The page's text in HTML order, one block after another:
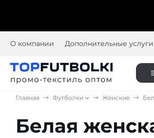
О компании Дополнительные услуги
Главная Футболки Женские
Белая